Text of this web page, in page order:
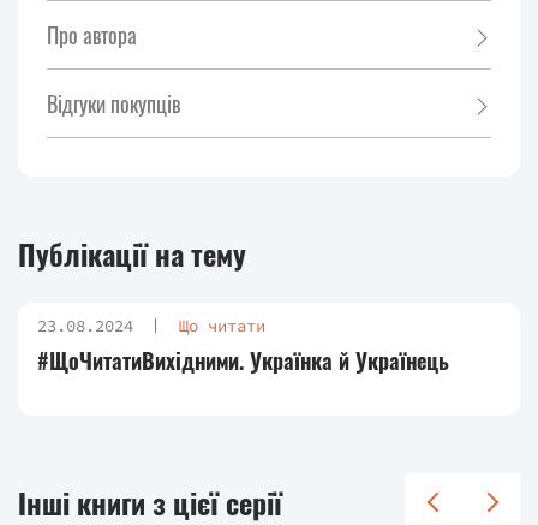
Про автора
Відгуки покупців
Публікації на тему
23.08.2024 Що читати
#ЩоЧитатиВихідними. Українка й Українець
Інші книги з цієї серії